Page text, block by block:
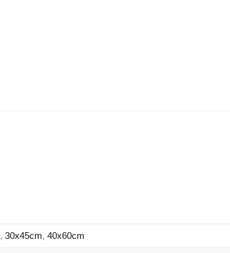
, 30x45cm, 40x60cm